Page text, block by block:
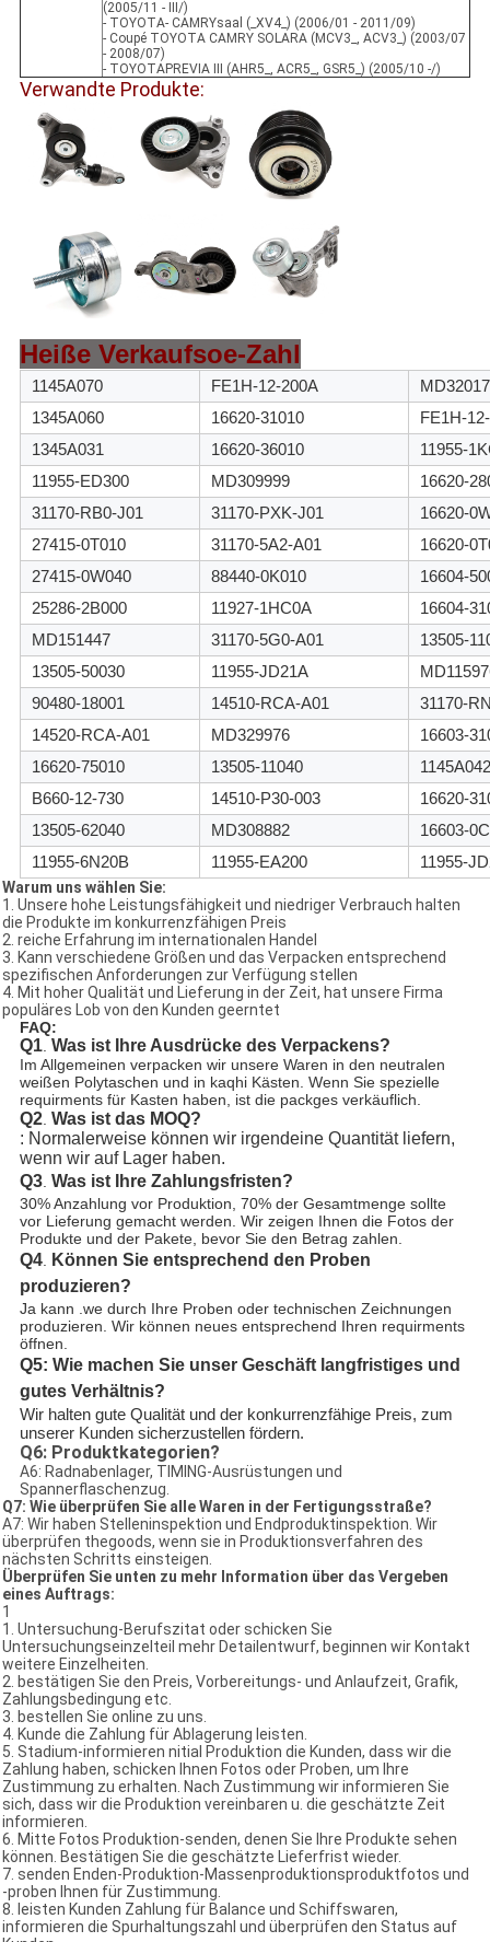
(2005/11 - III/)
- TOYOTA- CAMRYsaal (_XV4_) (2006/01 - 2011/09)
- Coupé TOYOTA CAMRY SOLARA (MCV3_, ACV3_) (2003/07
- 2008/07)
- TOYOTAPREVIA III (AHR5_, ACR5_, GSR5_) (2005/10 -/)
Verwandte Produkte:
Heiße Verkaufsoe-Zahl
1145A070 FE1H-12-200A
1345A060
16620-31010
FE1H-
1345A031
16620-36010
11955-
11955-ED300
MD309999
16620-
31170-RB0-J01
31170-PXK-J01
16620-
27415-0T010
31170-5A2-A01
16620-
27415-0W040
88440-0K010
16604-
25286-2B000
11927-1HC0A
16604-
MD151447
31170-5G0-A01
13505-
13505-50030
11955-JD21A
90480-18001
14510-RCA-A01
31170-
14520-RCA-A01
MD329976
16603-
16620-75010
13505-11040
1145A042
B660-12-730
14510-P30-003
16620-
13505-62040
MD308882
16603-
11955-6N20B
11955-EA200 11955-
Warum uns wählen Sie:
1. Unsere hohe Leistungsfähigkeit und niedriger Verbrauch halten
die Produkte im konkurrenzfähigen Preis
2. reiche Erfahrung im internationalen Handel
3. Kann verschiedene Größen und das Verpacken entsprechend
spezifischen Anforderungen zur Verfügung stellen
4. Mit hoher Qualität und Lieferung in der Zeit, hat unsere Firma
populäres Lob von den Kunden geerntet
FAQ:
Q1. Was ist Ihre Ausdrücke des Verpackens?
Im Allgemeinen verpacken wir unsere Waren in den neutralen
weißen Polytaschen und in kaqhi Kästen. Wenn Sie spezielle
requirments für Kasten haben, ist die packges verkäuflich.
Q2. Was ist das MOQ?
: Normalerweise können wir irgendeine Quantität liefern,
wenn wir auf Lager haben.
Q3. Was ist Ihre Zahlungsfristen?
30% Anzahlung vor Produktion, 70% der Gesamtmenge sollte
vor Lieferung gemacht werden. Wir zeigen Ihnen die Fotos der
Produkte und der Pakete, bevor Sie den Betrag zahlen.
Q4. Können Sie entsprechend den Proben
produzieren?
Ja kann .we durch Ihre Proben oder technischen Zeichnungen
produzieren. Wir können neues entsprechend Ihren requirments
öffnen.
Q5: Wie machen Sie unser Geschäft langfristiges und
gutes Verhältnis?
Wir halten gute Qualität und der konkurrenzfähige Preis, zum
unserer Kunden sicherzustellen fördern.
Q6: Produktkategorien?
A6: Radnabenlager, TIMING-Ausrüstungen und
Spannerflaschenzug.
Q7: Wie überprüfen Sie alle Waren in der Fertigungsstraße?
A7: Wir haben Stelleninspektion und Endproduktinspektion. Wir
überprüfen thegoods, wenn sie in Produktionsverfahren des
nächsten Schritts einsteigen.
Überprüfen Sie unten zu mehr Information über das Vergeben
eines Auftrags:
1
1. Untersuchung-Berufszitat oder schicken Sie
Untersuchungseinzelteil mehr Detailentwurf, beginnen wir Kontakt
weitere Einzelheiten.
2. bestätigen Sie den Preis, Vorbereitungs- und Anlaufzeit, Grafik,
Zahlungsbedingung etc.
3. bestellen Sie online zu uns.
4. Kunde die Zahlung für Ablagerung leisten.
5. Stadium-informieren nitial Produktion die Kunden, dass wir die
Zahlung haben, schicken Ihnen Fotos oder Proben, um Ihre
Zustimmung zu erhalten. Nach Zustimmung wir informieren Sie
sich, dass wir die Produktion vereinbaren u. die geschätzte Zeit
informieren.
6. Mitte Fotos Produktion-senden, denen Sie Ihre Produkte sehen
können. Bestätigen Sie die geschätzte Lieferfrist wieder.
7. senden Enden-Produktion-Massenproduktionsproduktfotos und
-proben Ihnen für Zustimmung.
8. leisten Kunden Zahlung für Balance und Schiffswaren,
informieren die Spurhaltungszahl und überprüfen den Status auf